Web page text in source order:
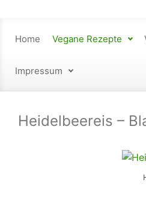
Home Vegane Rezepte
Impressum
Heidelbeereis –